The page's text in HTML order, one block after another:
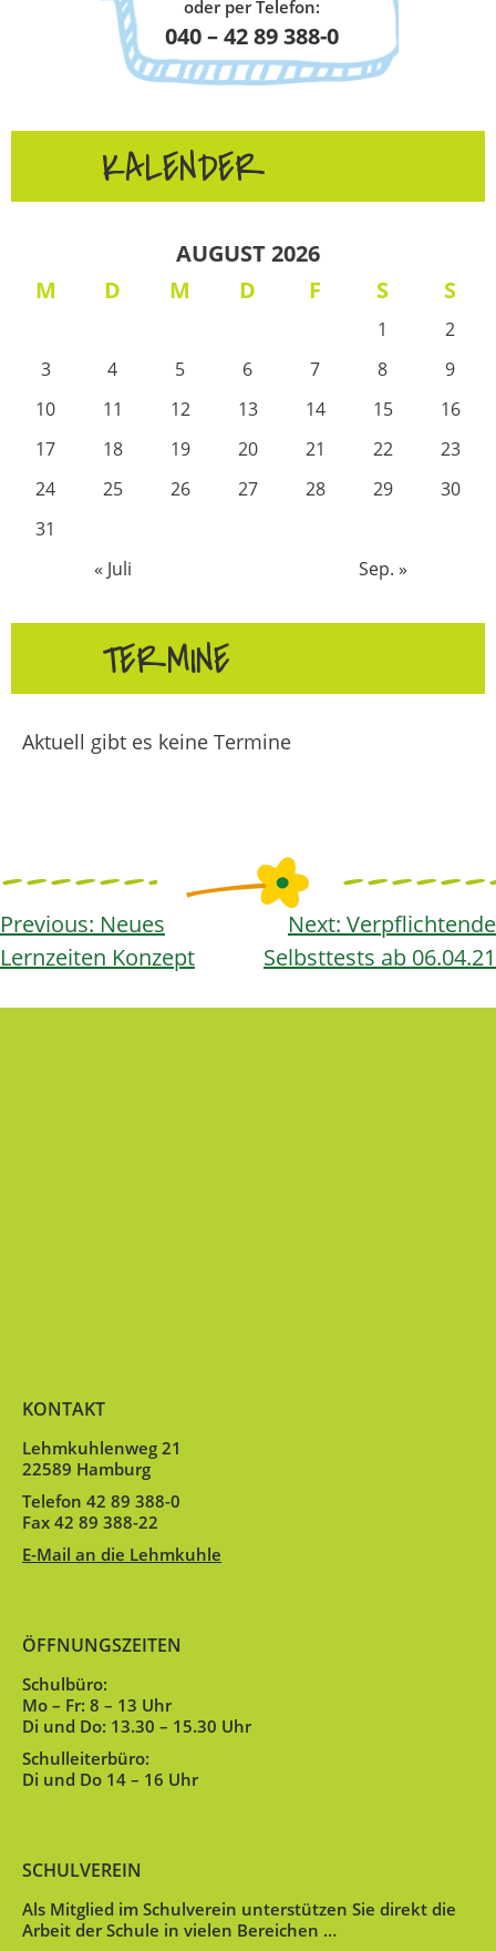
oder per Telefon:
040 – 42 89 388-0
KALENDER
AUGUST 2026
M
D M D F S S
1
2
3
4 5 6 7 8
9
10
11 12 13 14 15
16
17
18 19 20 21 22
23
24
25 26 27 28 29
30
31
« Juli
Sep. »
TERMINE
Aktuell gibt es keine Termine
Beitragsnavigation
Previous: Neues
Lernzeiten Konzept
Next: Verpflichtende
Selbsttests ab 06.04.21
KONTAKT
Lehmkuhlenweg 21
22589 Hamburg
Telefon 42 89 388-0
Fax 42 89 388-22
E-Mail an die Lehmkuhle
ÖFFNUNGSZEITEN
Schulbüro:
Mo – Fr: 8 – 13 Uhr
Di und Do: 13.30 – 15.30 Uhr
Schulleiterbüro:
Di und Do 14 – 16 Uhr
SCHULVEREIN
Als Mitglied im Schulverein unterstützen Sie direkt die
Arbeit der Schule in vielen Bereichen …